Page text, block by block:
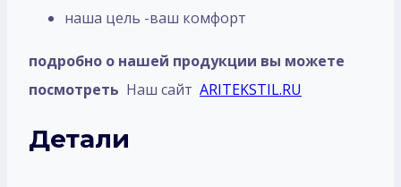
наша цель -ваш комфорт
подробно о нашей продукции вы можете
посмотреть Наш сайт ARITEKSTIL.RU
Детали